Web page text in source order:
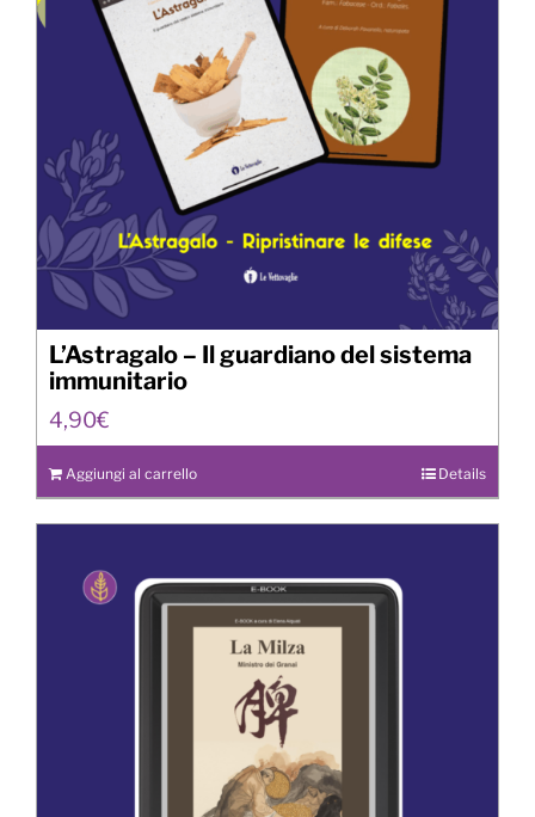
L’Astragalo – Il guardiano del sistema
immunitario
4,90€
Aggiungi al carrello Details